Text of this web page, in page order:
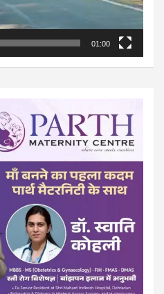
01:00